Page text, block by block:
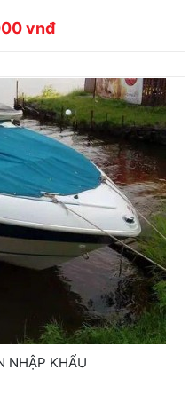
vnđ
NHẬP KHẨU